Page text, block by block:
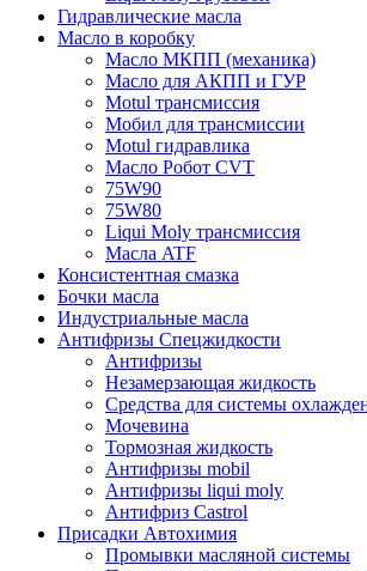
Гидравлические масла
Масло в коробку
Масло МКПП (механика)
Масло для АКПП и ГУР
Motul трансмиссия
Мобил для трансмиссии
Motul гидравлика
Масло Робот CVT
75W90
75W80
Liqui Moly трансмиссия
Масла ATF
Консистентная смазка
Бочки масла
Индустриальные масла
Антифризы Спецжидкости
Антифризы
Незамерзающая жидкость
Средства для системы
Мочевина
Тормозная жидкость
Антифризы mobil
Антифризы liqui moly
Антифриз Castrol
Присадки Автохимия
Промывки масляной системы